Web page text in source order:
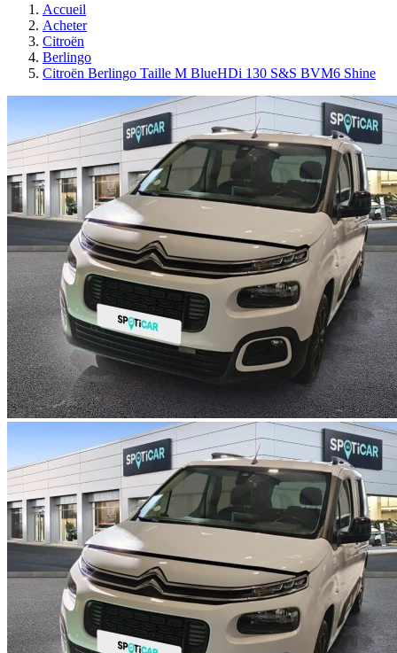
Accueil
Acheter
Citroën
Berlingo
Citroën Berlingo Taille M BlueHDi 130 S&S BVM6 Shine